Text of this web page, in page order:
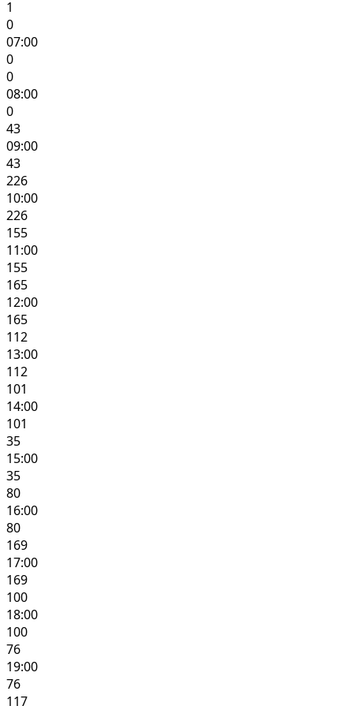
1
0
07:00
0
0
08:00
0
43
09:00
43
226
10:00
226
155
11:00
155
165
12:00
165
112
13:00
112
101
14:00
101
35
15:00
35
80
16:00
80
169
17:00
169
100
18:00
100
76
19:00
76
117